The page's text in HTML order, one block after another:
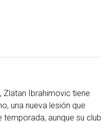
Zlatan Ibrahimovic tiene
una nueva lesión que
aunque su club